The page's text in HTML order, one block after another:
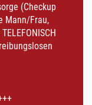
(Checkup
Mann/Frau,